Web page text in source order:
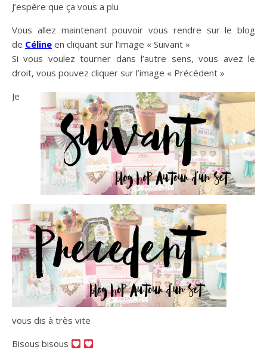
J’espère que ça vous a plu
Vous allez maintenant pouvoir vous rendre sur le blog
de Céline en cliquant sur l’image « Suivant »
Si vous voulez tourner dans l’autre sens, vous avez le
droit, vous pouvez cliquer sur l’image « Précédent »
Je
vous dis à très vite
Bisous bisous